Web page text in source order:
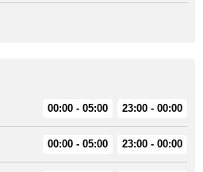
00:00 - 05:00 23:00 - 00:00
00:00 - 05:00 23:00 - 00:00